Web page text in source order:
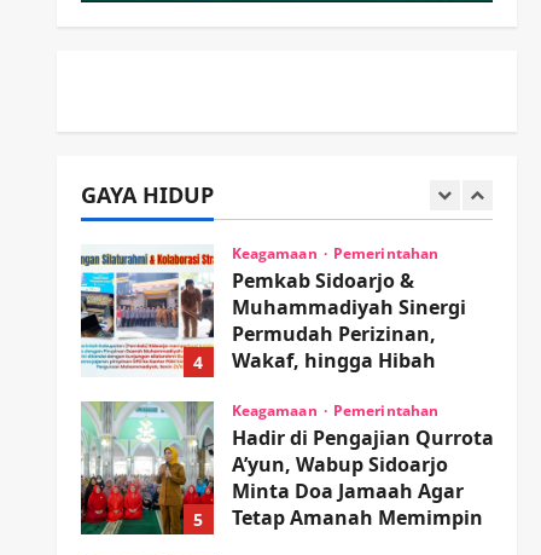
GAYA HIDUP
3
Bazar Rakyat Jalan Jambu,
Borong Kuliner UMKM
Sambil Nonton Jaranan!
wartanusa 4 Agustus 2026
4
Keagamaan Pemerintahan
Pemkab Sidoarjo &
Muhammadiyah Sinergi
Permudah Perizinan,
Wakaf, hingga Hibah
5
Keagamaan Pemerintahan
Hadir di Pengajian Qurrota
A’yun, Wabup Sidoarjo
Minta Doa Jamaah Agar
Tetap Amanah Memimpin